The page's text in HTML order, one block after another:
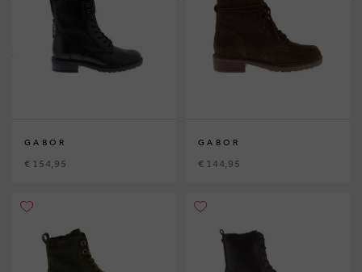
GABOR
€ 154,95
GABOR
€ 144,95